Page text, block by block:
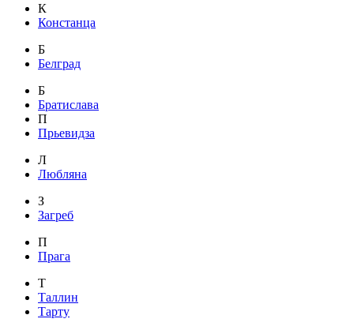
К
Констанца
Б
Белград
Б
Братислава
П
Прьевидза
Л
Любляна
З
Загреб
П
Прага
Т
Таллин
Тарту